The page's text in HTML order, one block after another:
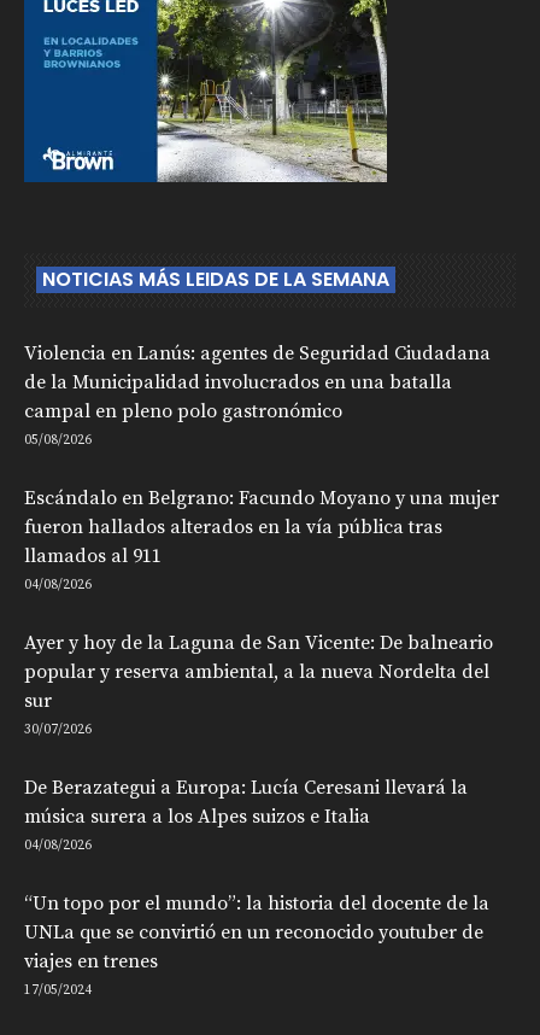
NOTICIAS MÁS LEIDAS DE LA SEMANA
Violencia en Lanús: agentes de Seguridad Ciudadana
de la Municipalidad involucrados en una batalla
campal en pleno polo gastronómico
05/08/2026
Escándalo en Belgrano: Facundo Moyano y una mujer
fueron hallados alterados en la vía pública tras
llamados al 911
04/08/2026
Ayer y hoy de la Laguna de San Vicente: De balneario
popular y reserva ambiental, a la nueva Nordelta del
sur
30/07/2026
De Berazategui a Europa: Lucía Ceresani llevará la
música surera a los Alpes suizos e Italia
04/08/2026
“Un topo por el mundo”: la historia del docente de la
UNLa que se convirtió en un reconocido youtuber de
viajes en trenes
17/05/2024